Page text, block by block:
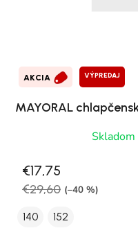
AKCIA VÝPREDAJ
MAYORAL
Skladom
€17,75
€29,60 (–40 %)
140 152